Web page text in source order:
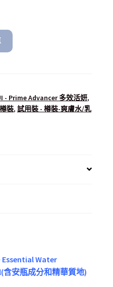
- Prime Advancer 多效活妍,
裝, 試用裝 - 樽裝-爽膚水/乳
Essential Water
含安瓶成分和精華質地)